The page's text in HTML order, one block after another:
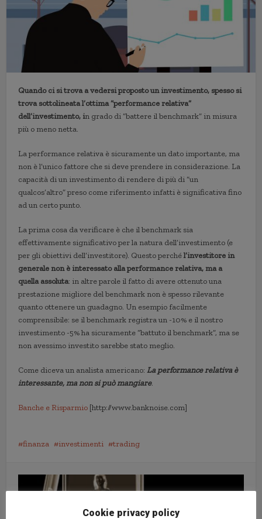
Quando ci si trova a vedersi proposto un investimento, spesso si
trova sottolineata l’ottima “performance relativa”
dell’investimento, in grado di “battere il benchmark” in misura
più o meno netta.
La performance relativa è sicuramente un dato importante, ma
non è l’unico fattore che si deve prendere in considerazione. La
capacità di un investimento di rendere di più di “un
qualcos’altro” preso come riferimento infatti è significativa fino
ad un certo punto.
La prima cosa da verificare è che il benchmark sia
effettivamente significativo per la natura dell’investimento (e
per gli obiettivi dell’investitore). Questo perchél’investitore in
generale non è interessato alla performance relativa, ma a
quella assoluta: in altre parole il fatto di avere ottenuto una
prestazione migliore del benchmark non è spesso rilevante
quanto ottenere un guadagno. Un esempio facilmente
comprensibile: se il benchmark registra un -10% e il nostro
investimento -5% ha sicuramente “battuto il benchmark”, ma se
non avessimo investito sarebbe stato meglio.
Come diceva un analista americano:La performance relativa è
interessante, ma non si può mangiare.
Banche e Risparmio [http://www.banknoise.com]
finanza investimenti trading
Cookie privacy policy